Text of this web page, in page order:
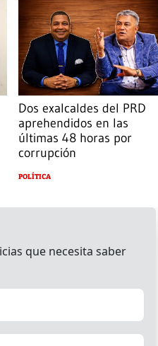
Dos exalcaldes del PRD
aprehendidos en las
últimas 48 horas por
corrupción
POLÍTICA